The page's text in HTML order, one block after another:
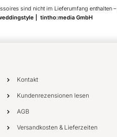
sind nicht im Lieferumfang enthalten
| tintho:media GmbH
Kontakt
Kundenrezensionen lesen
AGB
Versandkosten & Lieferzeiten